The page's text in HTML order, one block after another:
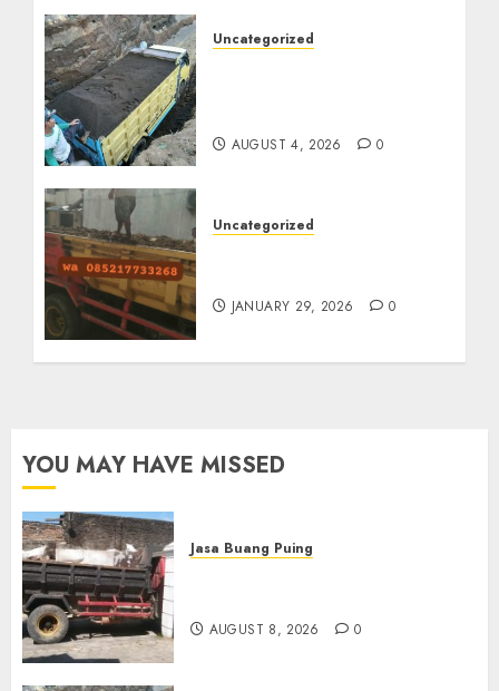
Uncategorized
AUGUST 4, 2026 0
Uncategorized
JANUARY 29, 2026 0
YOU MAY HAVE MISSED
Jasa Buang Puing
AUGUST 8, 2026 0